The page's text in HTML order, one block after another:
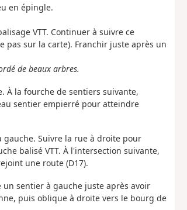
en épingle.
VTT. Continuer à suivre ce
sur la carte). Franchir juste après un
de beaux arbres.
À la fourche de sentiers suivante,
sentier empierré pour atteindre
Suivre la rue à droite pour
balisé VTT. À l'intersection suivante,
une route (D17).
sentier à gauche juste après avoir
puis oblique à droite vers le bourg de